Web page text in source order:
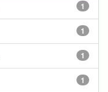
1
1
1
1